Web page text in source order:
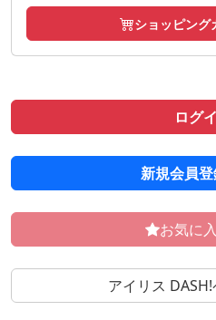
ショッピング
ログ
新規会員
お気に
アイリス